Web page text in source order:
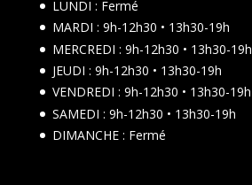
LUNDI : Fermé
MARDI : 9h-12h30 • 13h30-19h
MERCREDI : 9h-12h30 • 13h30-19h
JEUDI : 9h-12h30 • 13h30-19h
VENDREDI : 9h-12h30 • 13h30-19h
SAMEDI : 9h-12h30 • 13h30-19h
DIMANCHE : Fermé